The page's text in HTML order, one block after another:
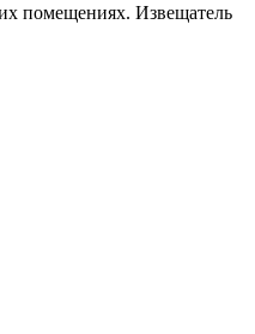
помещениях. Извещатель